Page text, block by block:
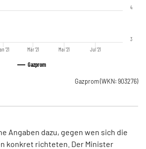
Gazprom
'21 Mär '21 Mai '21 Jul '21
3
4
Gazprom(WKN: 903276)
Angaben dazu, gegen wen sich die
konkret richteten. Der Minister